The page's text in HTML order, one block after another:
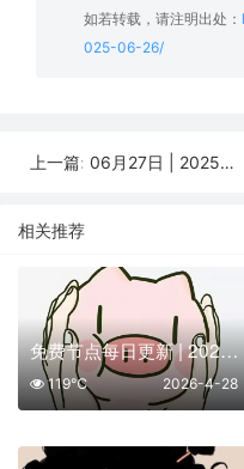
如若转载，请注明出处：
025-06-26/
上一篇: 06月27日 | 2025年分享最新34个免费节点,SSR/V2ray/Shadowrocket/Clash订阅链接
相关推荐
免费节点每日更新 | 2026年04月28日SSR/V2Ray/Clash可用订阅
2026-4-28
119℃